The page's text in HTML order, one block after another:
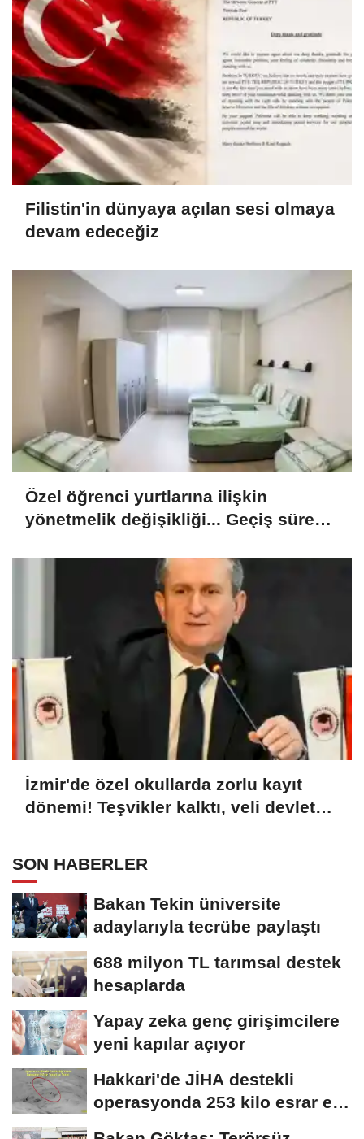
Filistin'in dünyaya açılan sesi olmaya
devam edeceğiz
Özel öğrenci yurtlarına ilişkin
yönetmelik değişikliği... Geçiş süresi
İzmir'de özel okullarda zorlu kayıt
dönemi! Teşvikler kalktı, veli devlet
SON HABERLER
Bakan Tekin üniversite
adaylarıyla tecrübe paylaştı
688 milyon TL tarımsal destek
hesaplarda
Yapay zeka genç girişimcilere
yeni kapılar açıyor
Hakkari'de JİHA destekli
operasyonda 253 kilo esrar ele